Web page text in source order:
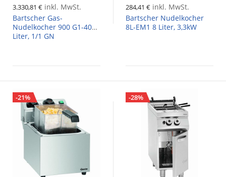
3.330,81 € inkl. MwSt.
Bartscher Gas-
Nudelkocher 900 G1-40
Liter, 1/1 GN
284,41 € inkl. MwSt.
Bartscher Nudelkocher
8L-EM1 8 Liter, 3,3kW
-21% -28%